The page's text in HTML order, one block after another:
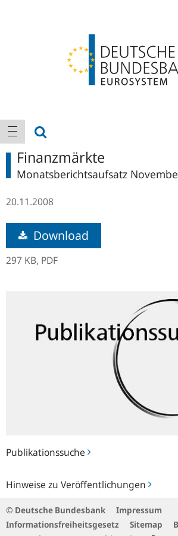
Hauptnavigation
Navigation anzeigen
Publikationssuche
Hinweise zu Veröffentlichungen
zu
Finanzmärkte
Monatsberichtsaufsatz
20.11.2008
Download
297 KB, PDF
© Deutsche Bundesbank
Impressum
Informationsfreiheitsgesetz
Sitemap